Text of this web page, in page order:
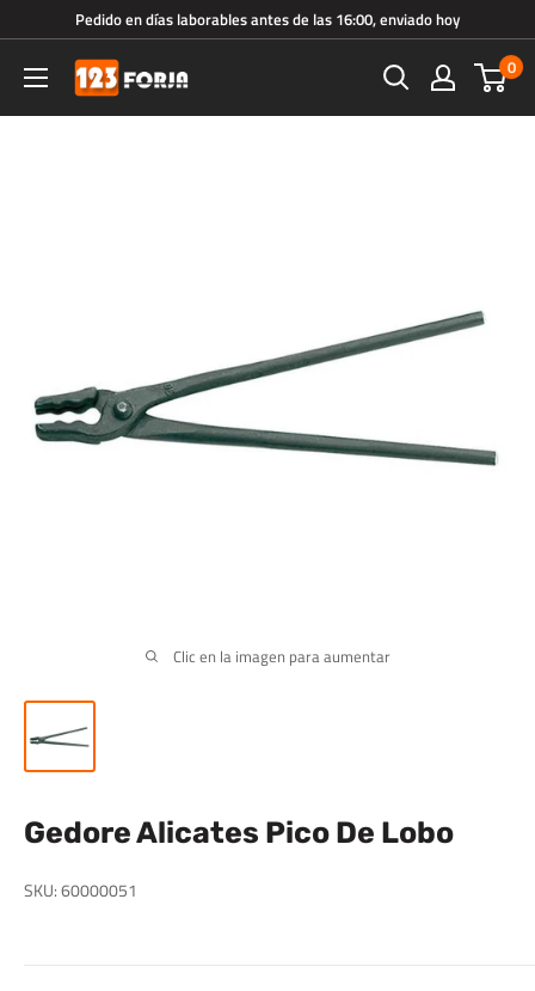
directamente
contenido
Pedido en días laborables antes de las 16:00, enviado hoy
123forja.es 0
Clic en la imagen para aumentar
Gedore Alicates Pico De Lobo
SKU:60000051